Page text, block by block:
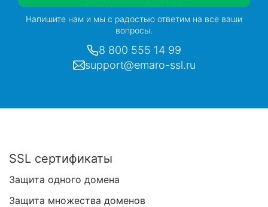
Напишите нам и мы с радостью ответим на все ваши
вопросы.
8 800 555 14 99
support@emaro-ssl.ru
SSL сертификаты
Защита одного домена
Защита множества доменов